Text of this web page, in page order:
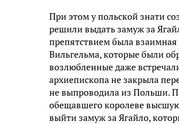
При этом у польской знати
решили выдать замуж за
препятствием была взаимная
Вильгельма, которые были
возлюбленные даже
архиепископа не закрыла
не выпроводила из Польши.
обещавшего королеве высшую
выйти замуж за Ягайло,